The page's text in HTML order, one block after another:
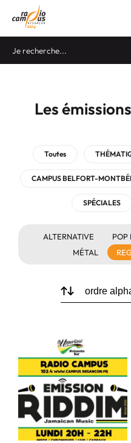
Les émissions
Toutes
CAMPUS BELFORT-
SPÉCIALES
ALTERNATIVE POP
MÉTAL